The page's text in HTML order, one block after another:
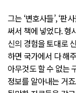
그는 ‘변호사들’, ‘판
써서 책에 넣었다. 형
신의 경험을 토대로
하면 국가에서 다 해
아무것도 할 수 없는
정보를 알아내는 거